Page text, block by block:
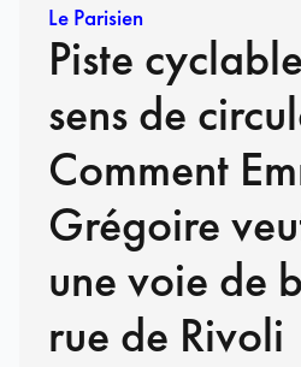
Le Parisien
Piste
sens de
Comment
Grégoire
une voie de
rue de Rivoli